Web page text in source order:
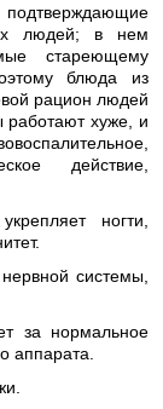
людей; в нем
стареющему
блюда из
рацион людей
работают хуже, и
действие,
ногти,
системы,
за нормальное
аппарата.